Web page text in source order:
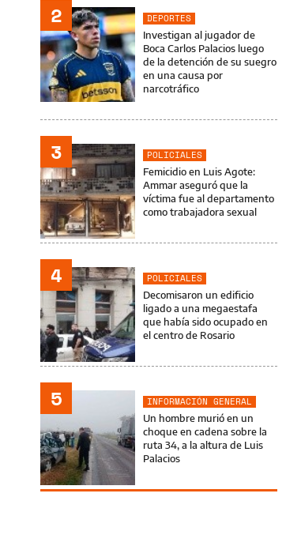
2
DEPORTES
Investigan al jugador de
Boca Carlos Palacios luego
de la detención de su suegro
en una causa por
narcotráfico
3
POLICIALES
Femicidio en Luis Agote:
Ammar aseguró que la
víctima fue al departamento
como trabajadora sexual
4
POLICIALES
Decomisaron un edificio
ligado a una megaestafa
que había sido ocupado en
el centro de Rosario
5
INFORMACIÓN GENERAL
Un hombre murió en un
choque en cadena sobre la
ruta 34, a la altura de Luis
Palacios